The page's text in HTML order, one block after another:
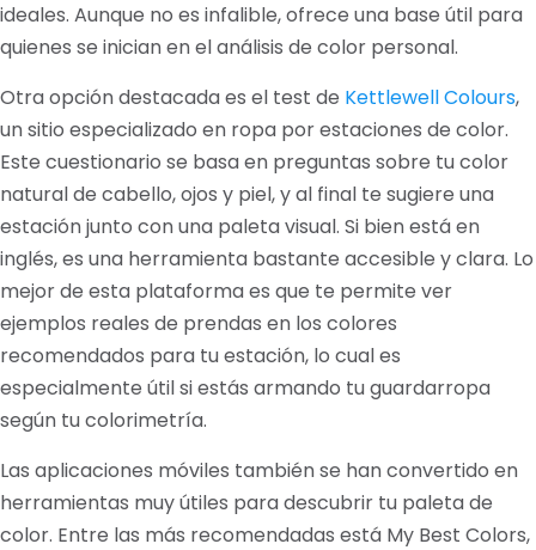
ideales. Aunque no es infalible, ofrece una base útil para
quienes se inician en el análisis de color personal.
Otra opción destacada es el test de Kettlewell Colours,
un sitio especializado en ropa por estaciones de color.
Este cuestionario se basa en preguntas sobre tu color
natural de cabello, ojos y piel, y al final te sugiere una
estación junto con una paleta visual. Si bien está en
inglés, es una herramienta bastante accesible y clara. Lo
mejor de esta plataforma es que te permite ver
ejemplos reales de prendas en los colores
recomendados para tu estación, lo cual es
especialmente útil si estás armando tu guardarropa
según tu colorimetría.
Las aplicaciones móviles también se han convertido en
herramientas muy útiles para descubrir tu paleta de
color. Entre las más recomendadas está My Best Colors,